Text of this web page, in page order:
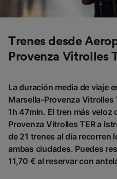
Trenes desde
Provenza Vitrolles
La duración media de viaje
Marsella-Provenza Vitrolles
1h 47min. El tren más
Provenza Vitrolles TER a
de 21 trenes al día recorren
ambas ciudades. Puedes
11,70 € al reservar con